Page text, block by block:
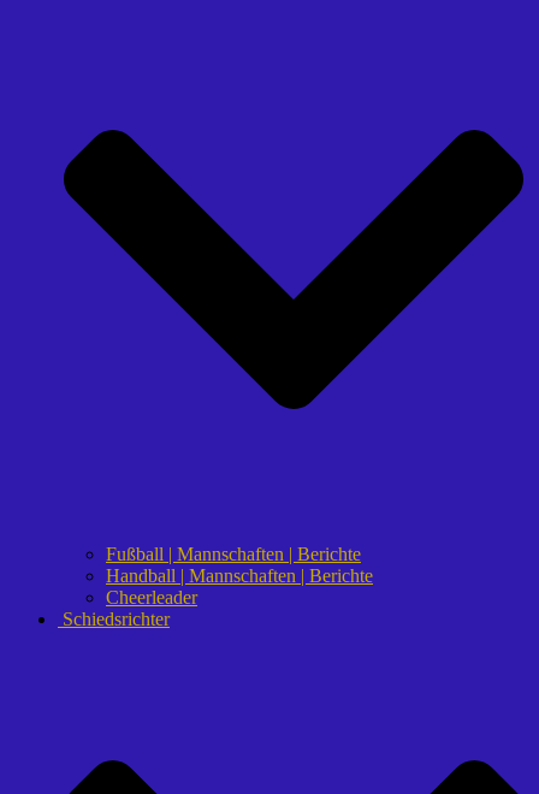
Fußball | Mannschaften | Berichte
Handball | Mannschaften | Berichte
Cheerleader
Schiedsrichter